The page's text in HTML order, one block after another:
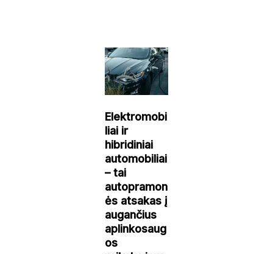
Elektromobi
liai ir
hibridiniai
automobiliai
– tai
autopramon
ės atsakas į
augančius
aplinkosaug
os